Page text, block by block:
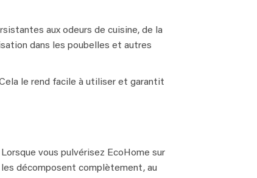
aux odeurs de cuisine, de la
dans les poubelles et autres
le rend facile à utiliser et garantit
vous pulvérisez EcoHome sur
décomposent complètement, au